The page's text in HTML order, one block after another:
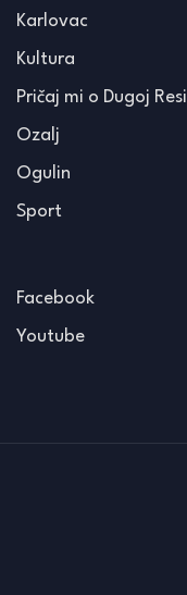
Karlovac
Kultura
Pričaj mi o Dugoj Resi
Ozalj
Ogulin
Sport
Facebook
Youtube